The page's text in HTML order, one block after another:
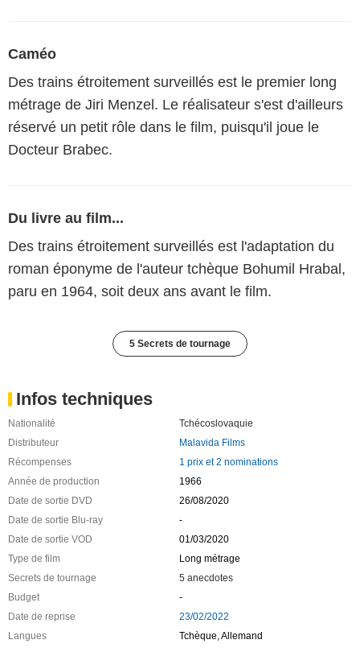
Caméo
Des trains étroitement surveillés est le premier long
métrage de Jiri Menzel. Le réalisateur s'est d'ailleurs
réservé un petit rôle dans le film, puisqu'il joue le
Docteur Brabec.
Du livre au film...
Des trains étroitement surveillés est l'adaptation du
roman éponyme de l'auteur tchèque Bohumil Hrabal,
paru en 1964, soit deux ans avant le film.
5 Secrets de tournage
Infos techniques
Nationalité
Tchécoslovaquie
Distributeur
Malavida Films
Récompenses
1 prix et 2 nominations
Année de production
1966
Date de sortie DVD
26/08/2020
Date de sortie Blu-ray
-
Date de sortie VOD
01/03/2020
Type de film
Long métrage
Secrets de tournage
5 anecdotes
Budget
-
Date de reprise
23/02/2022
Langues
Tchèque, Allemand